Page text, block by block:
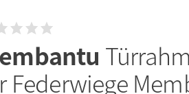
Federwiege